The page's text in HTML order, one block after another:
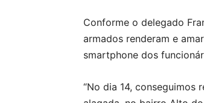
Conforme o delegado
armados renderam e
smartphone dos
“No dia 14,